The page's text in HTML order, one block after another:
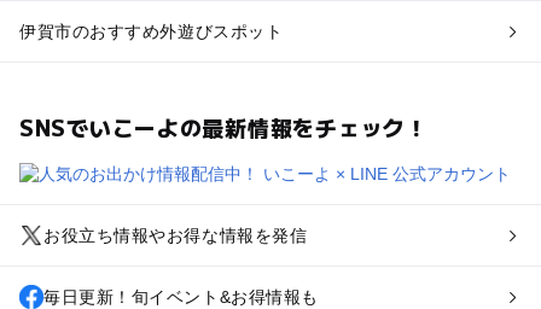
伊賀市のおすすめ外遊びスポット
SNSでいこーよの最新情報をチェック！
お役立ち情報やお得な情報を発信
毎日更新！旬イベント&お得情報も